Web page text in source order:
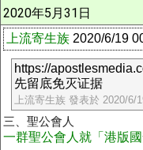
2020年5月31日
上流寄生族 2020/6/19
https://
先留底免灭证据
上流寄生族 發表於 2020/6/
三、聖公會人
一群聖公會人就「港版